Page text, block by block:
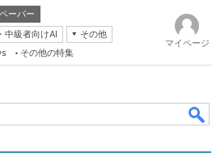
ーパー
中級者向けAI
その他
その他の特集
マイページ